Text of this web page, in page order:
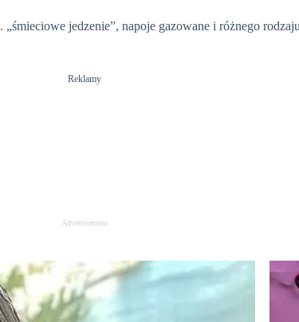
jedzenie”, napoje gazowane i różnego
Reklamy
Advertisement